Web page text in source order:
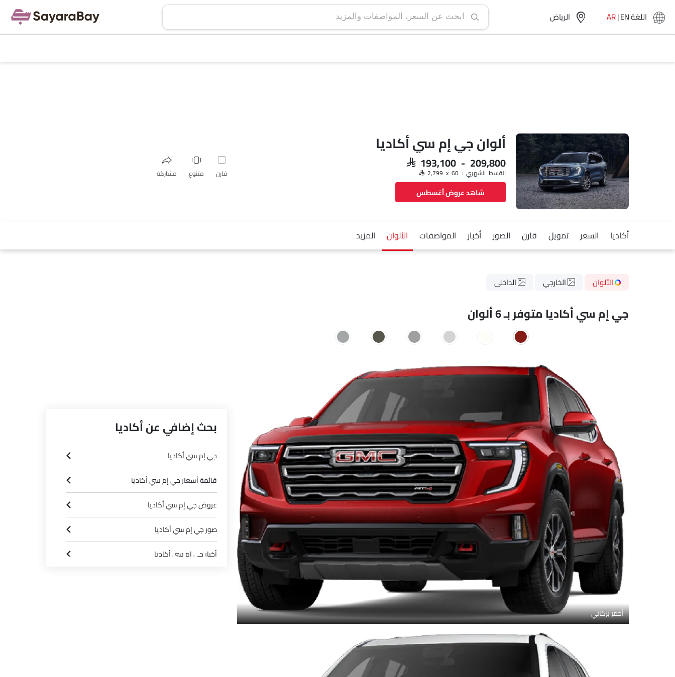
الرياض‎ اللغةEN
|
AR
ألوان جي إم سي أكاديا
SAR 193,100 - 209,800
القسط الشهري : SAR 2,799 x 60
شاهد عروض أغسطس
قارن متنوع مشاركة
أكاديا السعر تمويل قارن الصور أخبار المواصفات الألوان المزيد
الألوان الخارجي الداخلي
جي إم سي أكاديا متوفر بـ 6 ألوان
أحمر بركاني
بحث إضافي عن أكاديا
جي إم سي أكاديا
قائمة أسعار جي إم سي أكاديا
عروض جي إم سي أكاديا
صور جي إم سي أكاديا
أخبار جي إم سي أكاديا